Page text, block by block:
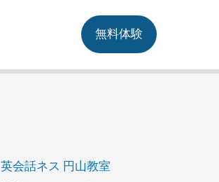
無料体験
英会話ネス 円山教室